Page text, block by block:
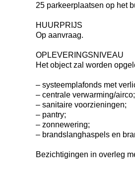
25 parkeerplaatsen op het
HUURPRIJS
Op aanvraag.
OPLEVERINGSNIVEAU
Het object zal worden
– systeemplafonds met
– centrale verwarming/airco;
– sanitaire voorzieningen;
– pantry;
– zonnewering;
– brandslanghaspels en
Bezichtigingen in overleg